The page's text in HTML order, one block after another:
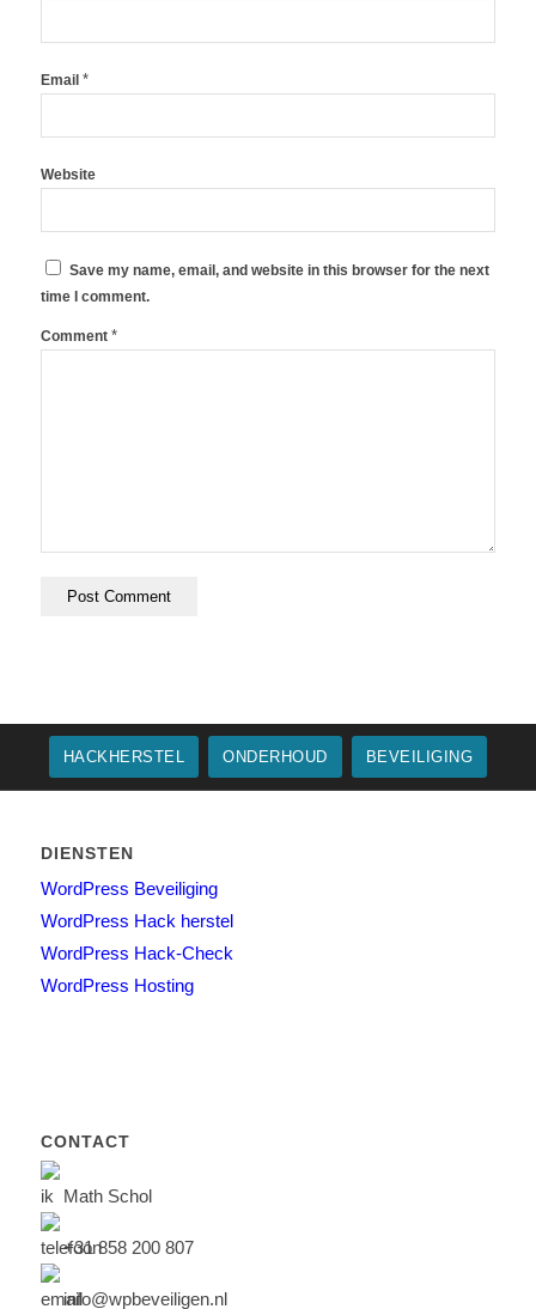
Email *
Website
Save my name, email, and website in this browser for the next
time I comment.
Comment *
HACKHERSTEL ONDERHOUD BEVEILIGING
DIENSTEN
WordPress Beveiliging
WordPress Hack herstel
WordPress Hack-Check
WordPress Hosting
CONTACT
Math Schol
+31 858 200 807
info@wpbeveiligen.nl